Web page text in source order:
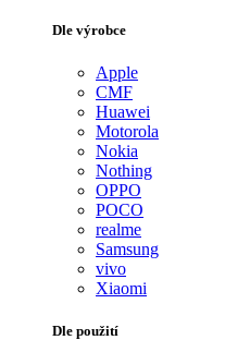
Dle výrobce
Apple
CMF
Huawei
Motorola
Nokia
Nothing
OPPO
POCO
realme
Samsung
vivo
Xiaomi
Dle použití